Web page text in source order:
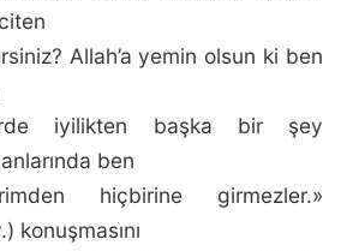
Allah’a yemin olsun ki ben
iyilikten başka bir şey
ben
hiçbirine girmezler.»
konuşma­sını